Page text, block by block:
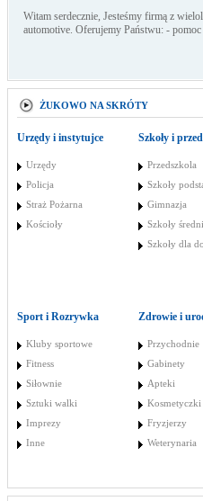
Witam serdecznie, Jesteśmy firmą z
automotive. Oferujemy Państwu: - pomoc
ŻUKOWO NA SKRÓTY
Urzędy i instytujce
Urzędy
Policja
Straż Pożarna
Kościoły
Szkoły i
Przedszkola
Szkoły
Gimnazja
Szkoły
Szkoły dla
Sport i Rozrywka
Kluby sportowe
Fitness
Siłownie
Sztuki walki
Imprezy
Inne
Zdrowie i
Przychodnie
Gabinety
Apteki
Kosmetyczki
Fryzjerzy
Weterynaria